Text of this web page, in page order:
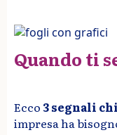
Quando ti
Ecco3 segnali
impresa ha